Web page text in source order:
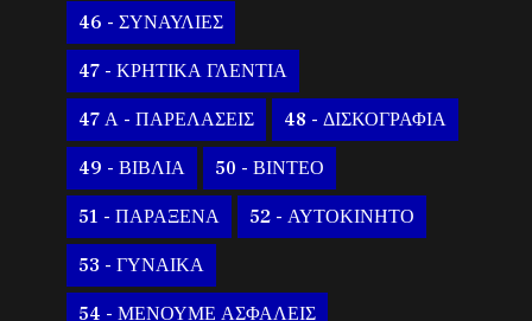
46 - ΣΥΝΑΥΛΙΕΣ
47 - ΚΡΗΤΙΚΑ ΓΛΕΝΤΙΑ
47 Α - ΠΑΡΕΛΑΣΕΙΣ 48 - ΔΙΣΚΟΓΡΑΦΙΑ
49 - ΒΙΒΛΙΑ 50 - ΒΙΝΤΕΟ
51 - ΠΑΡΑΞΕΝΑ 52 - ΑΥΤΟΚΙΝΗΤΟ
53 - ΓΥΝΑΙΚΑ
54 - ΜΕΝΟΥΜΕ ΑΣΦΑΛΕΙΣ